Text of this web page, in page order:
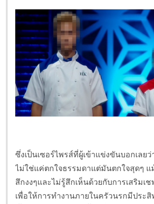
ซึ่งเป็นเซอร์ไพรส์ที่ผู้เข้าแข่งขันบอกเลยว่
ไม่ใช่แค่ตกใจธรรมดาแต่มันตกใจสุดๆ แ
สึกงงๆและไม่รู้สึกเห็นด้วยกับการเสริมเ
เพื่อให้การทำงานภายในครัวนรกมีประ